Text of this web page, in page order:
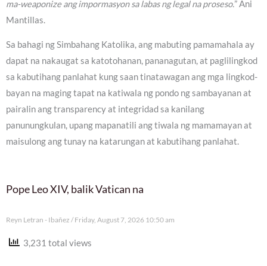
ma-weaponize ang impormasyon sa labas ng legal na proseso.” Ani
Mantillas.
Sa bahagi ng Simbahang Katolika, ang mabuting pamamahala ay
dapat na nakaugat sa katotohanan, pananagutan, at paglilingkod
sa kabutihang panlahat kung saan tinatawagan ang mga lingkod-
bayan na maging tapat na katiwala ng pondo ng sambayanan at
pairalin ang transparency at integridad sa kanilang
panunungkulan, upang mapanatili ang tiwala ng mamamayan at
maisulong ang tunay na katarungan at kabutihang panlahat.
Pope Leo XIV, balik Vatican na
Reyn Letran - Ibañez Friday, August 7, 2026 10:50 am
3,231 total views